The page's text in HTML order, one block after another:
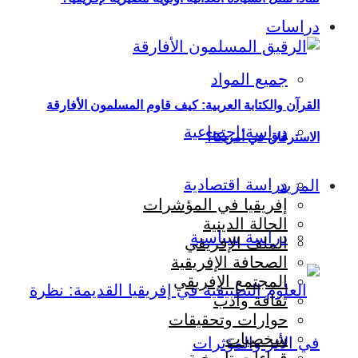
دراسات
جميع المواد
دراسة اجتماعية
دراسة اقتصادية
دراسة سياسية
القرآن والكتابة العربية: كيف قاوم المسلمون الأفارقة
الاسترقاق في أمريكا؟
المزيد
إفريقيا في المؤشرات
الحالة الدينية
الملف الإفريقي
الصحافة الإفريقية
المجتمع الإفريقي
ثقافة وأدب
حوارات وتحقيقات
شخصيات